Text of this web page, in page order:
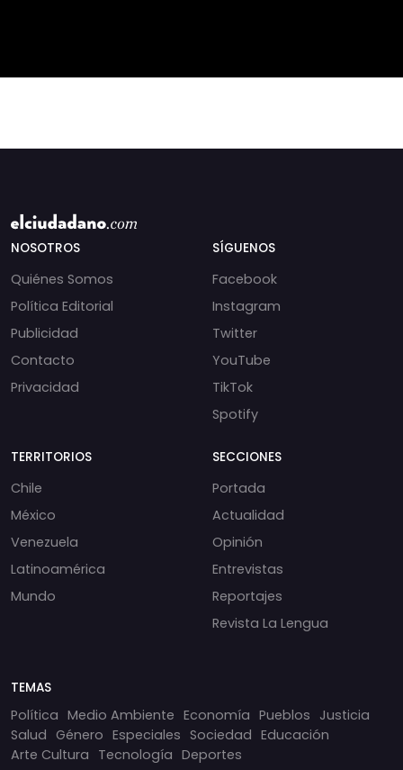
NOSOTROS
Quiénes Somos
Política Editorial
Publicidad
Contacto
Privacidad
SÍGUENOS
Facebook
Instagram
Twitter
YouTube
TikTok
Spotify
TERRITORIOS
Chile
México
Venezuela
Latinoamérica
Mundo
SECCIONES
Portada
Actualidad
Opinión
Entrevistas
Reportajes
Revista La Lengua
TEMAS
Política Medio Ambiente Economía Pueblos Justicia
Salud Género Especiales Sociedad Educación
Arte Cultura Tecnología Deportes